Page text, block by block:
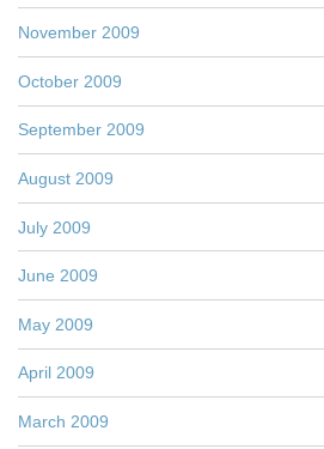
November 2009
October 2009
September 2009
August 2009
July 2009
June 2009
May 2009
April 2009
March 2009